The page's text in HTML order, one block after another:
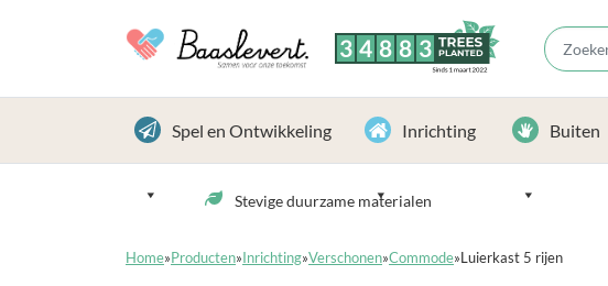
3 4 8 8 3 TREES
PLANTED
Sinds 1 maart 2022
Spel en Ontwikkeling Inrichting Buiten
Stevige duurzame materialen
Home» Producten» Inrichting»Verschonen»Commode» Luierkast 5 rijen